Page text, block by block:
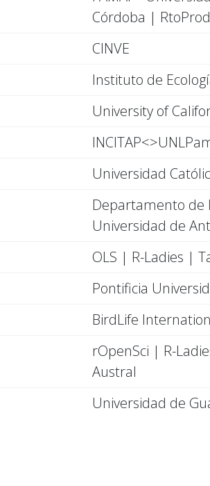
Córdoba |
CINVE
Instituto de
University of
Universidad
Departamento de
Universidad de
OLS | R-Ladies |
Pontificia
BirdLife
rOpenSci | R-
Austral
Universidad de